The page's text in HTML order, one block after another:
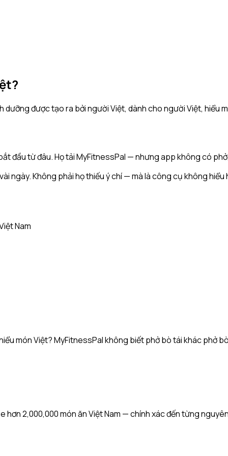
được tạo ra bởi người Việt, dành cho người Việt, hiểu
đầu từ đâu. Họ tải MyFitnessPal — nhưng app không có
ngày. Không phải họ thiếu ý chí — mà là công cụ không hiểu
Nam
món Việt? MyFitnessPal không biết phở bò tái khác phở
2,000,000 món ăn Việt Nam — chính xác đến từng